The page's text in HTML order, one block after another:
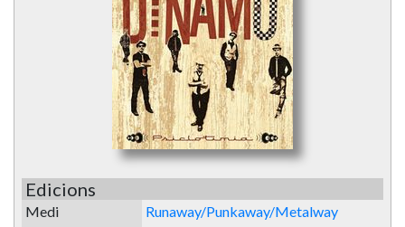
Edicions
Medi
Runaway/Punkaway/Metalway